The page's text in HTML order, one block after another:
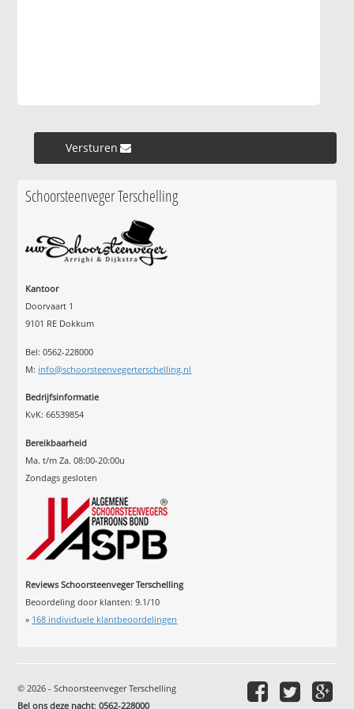
Versturen »
Schoorsteenveger Terschelling
Kantoor
Doorvaart 1
9101 RE Dokkum
Bel: 0562-228000
M: info@schoorsteenvegerterschelling.nl
Bedrijfsinformatie
KvK: 66539854
Bereikbaarheid
Ma. t/m Za. 08:00-20:00u
Zondags gesloten
Reviews Schoorsteenveger Terschelling
Beoordeling door klanten:9.1/10
» 168 individuele klantbeoordelingen
© 2026 - Schoorsteenveger Terschelling
Bel ons deze nacht:0562-228000